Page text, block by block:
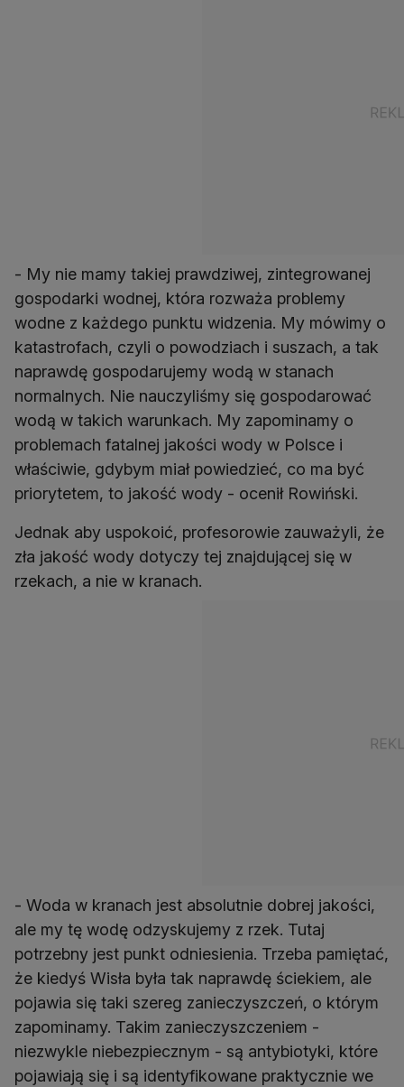
- My nie mamy takiej prawdziwej, zintegrowanej
gospodarki wodnej, która rozważa problemy
wodne z każdego punktu widzenia. My mówimy o
katastrofach, czyli o powodziach i suszach, a tak
naprawdę gospodarujemy wodą w stanach
normalnych. Nie nauczyliśmy się gospodarować
wodą w takich warunkach. My zapominamy o
problemach fatalnej jakości wody w Polsce i
właściwie, gdybym miał powiedzieć, co ma być
priorytetem, to jakość wody - ocenił Rowiński.
Jednak aby uspokoić, profesorowie zauważyli, że
zła jakość wody dotyczy tej znajdującej się w
rzekach, a nie w kranach.
- Woda w kranach jest absolutnie dobrej jakości,
ale my tę wodę odzyskujemy z rzek. Tutaj
potrzebny jest punkt odniesienia. Trzeba pamiętać,
że kiedyś Wisła była tak naprawdę ściekiem, ale
pojawia się taki szereg zanieczyszczeń, o którym
zapominamy. Takim zanieczyszczeniem -
niezwykle niebezpiecznym - są antybiotyki, które
pojawiają się i są identyfikowane praktycznie we